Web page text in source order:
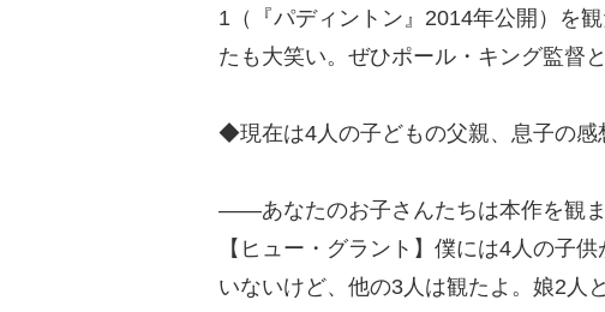
1（『パディントン』2014年公開）を
たも大笑い。ぜひポール・キング監督
◆現在は4人の子どもの父親、息子の感
――あなたのお子さんたちは本作を観ま
【ヒュー・グラント】僕には4人の子
いないけど、他の3人は観たよ。娘2人